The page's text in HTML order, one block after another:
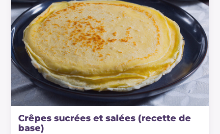
Crêpes sucrées et salées (recette de
base)